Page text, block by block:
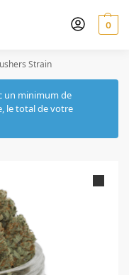
0
Strain
un minimum de
le total de votre